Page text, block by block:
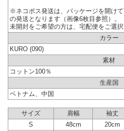
※ネコポス発送は、パッケージを開け
の発送となります（画像6枚目参照）。
未開封をご希望の方は、宅配便をご選択
カラー
KURO (090)
素材
コットン100％
生産国
ベトナム、中国
サイズ 肩幅 袖丈
S
48cm 20cm